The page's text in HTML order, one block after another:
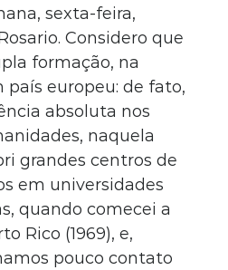
sexta-feira,
Considero que
formação, na
europeu: de fato,
absoluta nos
naquela
grandes centros de
em universidades
quando comecei a
Rico (1969), e,
pouco contato